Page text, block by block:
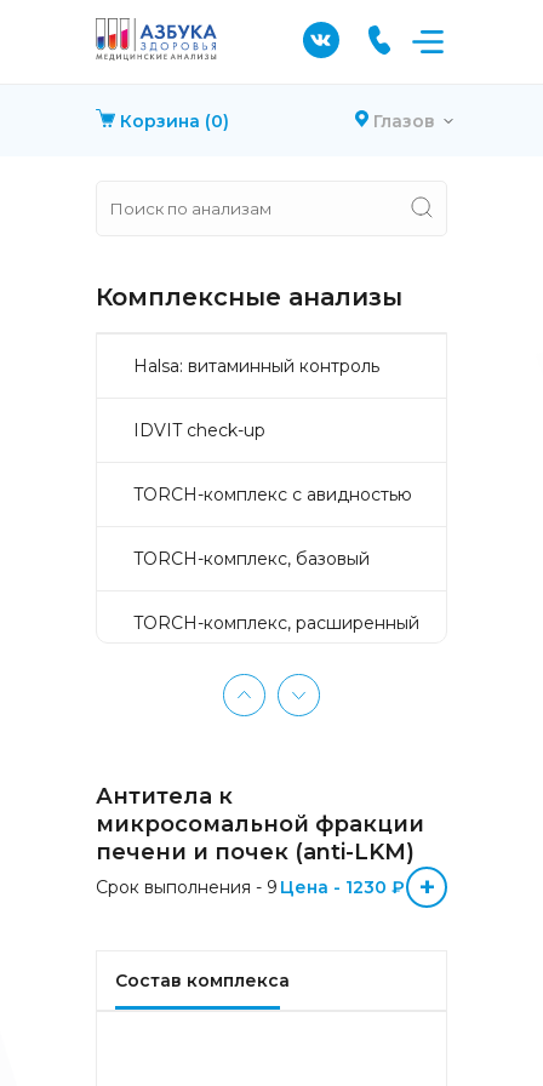
Корзина (0) Глазов
Комплексные анализы
Halsa: витаминный контроль
IDVIT check-up
TORCH-комплекс с авидностью
TORCH-комплекс, базовый
TORCH-комплекс, расширенный
TORCH-комплекс, скрининг
Аллергокомплекс «Пищевая
аллергия» IgE (ImmunoCAP)
(Яичный белок f1, Молоко f2,
Треска f3, Пшеница f4, Арахис
f13, Соя f14, Фундук f17,
Аллергокомплекс «Прогноз
эффективности АСИТ
Антитела к
микросомальной фракции
печени и почек (anti-LKM)
Срок выполнения - 9 Цена - 1230 ₽ +
Состав комплекса